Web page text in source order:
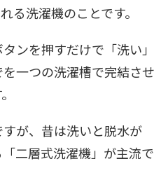
る洗濯機のことです。
ンを押すだけで「洗い」
を一つの洗濯槽で完結させ
が、昔は洗いと脱水が
二層式洗濯機」が主流で